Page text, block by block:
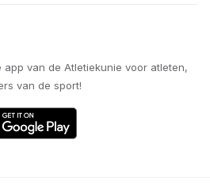
van de Atletiekunie voor atleten,
van de sport!